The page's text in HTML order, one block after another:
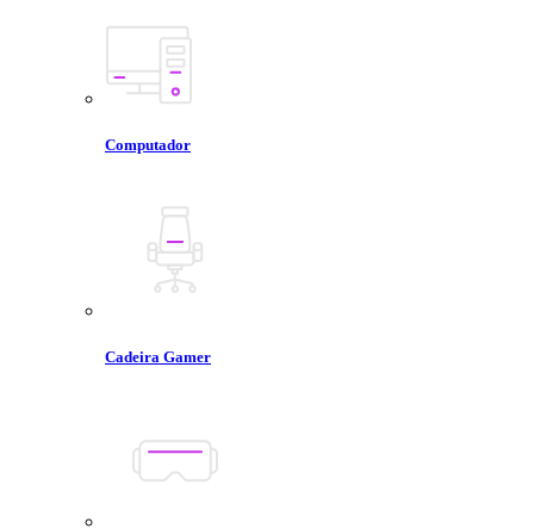
Computador
Cadeira Gamer